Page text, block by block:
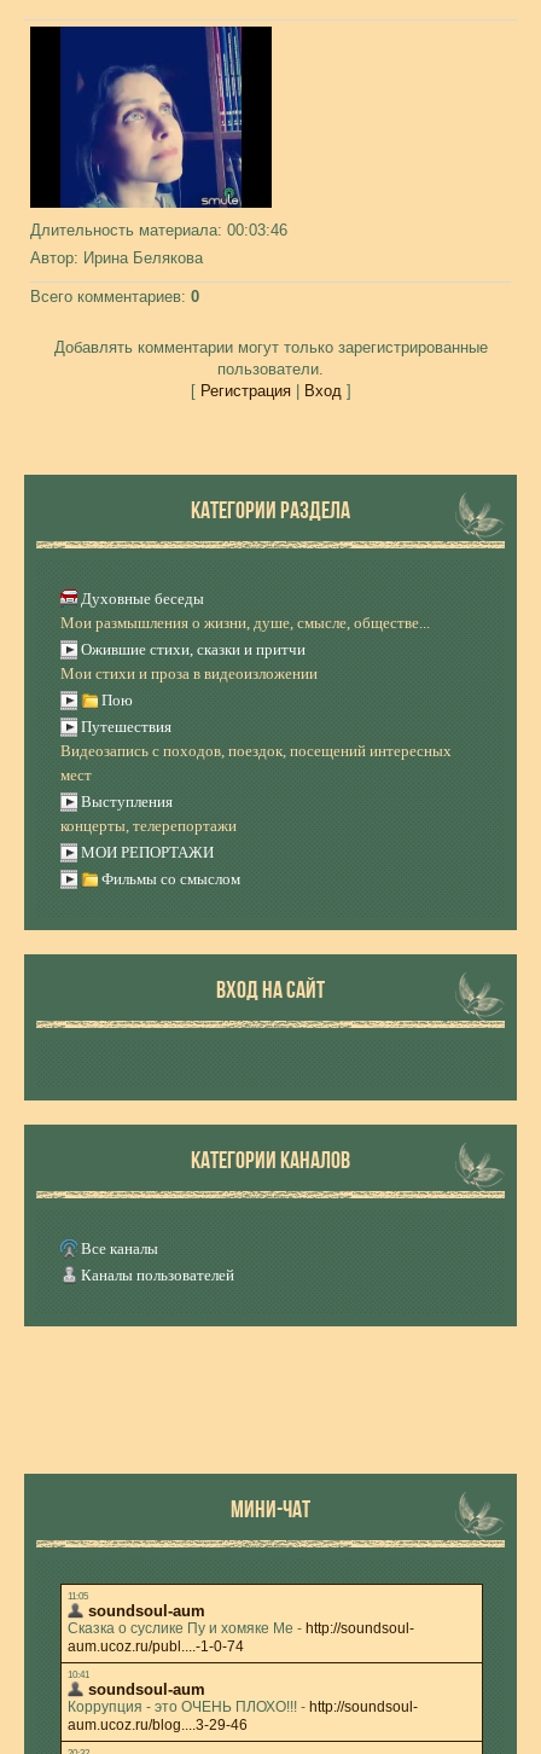
Длительность материала: 00:03:46
Автор: Ирина Белякова
Всего комментариев: 0
Добавлять комментарии могут только зарегистрированные
пользователи.
[ Регистрация| Вход]
КАТЕГОРИИ РАЗДЕЛА
Духовные беседы
Мои размышления о жизни, душе, смысле, обществе...
Ожившие стихи, сказки и притчи
Мои стихи и проза в видеоизложении
Пою
Путешествия
Видеозапись с походов, поездок, посещений интересных
мест
Выступления
концерты, телерепортажи
МОИ РЕПОРТАЖИ
Фильмы со смыслом
ВХОД НА САЙТ
КАТЕГОРИИ КАНАЛОВ
Все каналы
Каналы пользователей
МИНИ-ЧАТ